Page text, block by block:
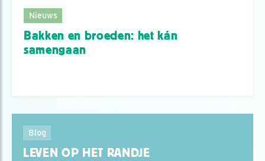
Nieuws
Bakken en broeden: het kán
samengaan
Blog
LEVEN OP HET RANDJE